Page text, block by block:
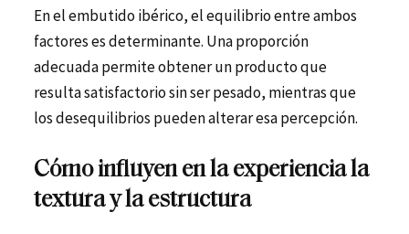
En el embutido ibérico, el equilibrio entre ambos
factores es determinante. Una proporción
adecuada permite obtener un producto que
resulta satisfactorio sin ser pesado, mientras que
los desequilibrios pueden alterar esa percepción.
Cómo influyen en la experiencia la
textura y la estructura